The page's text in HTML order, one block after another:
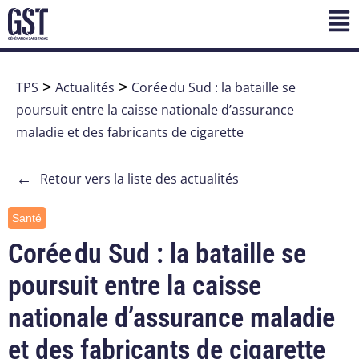
TPS > Actualités > Corée du Sud : la bataille se
poursuit entre la caisse nationale d’assurance
maladie et des fabricants de cigarette
← Retour vers la liste des actualités
Santé
Corée du Sud : la bataille se
poursuit entre la caisse
nationale d’assurance maladie
et des fabricants de cigarette